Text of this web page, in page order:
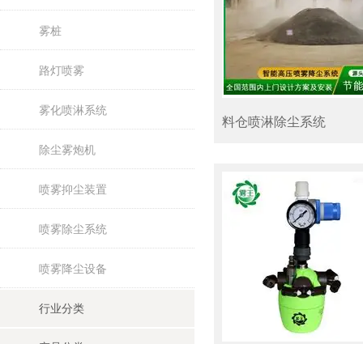
雾桩
路灯喷雾
雾化喷淋系统
除尘雾炮机
喷雾抑尘装置
喷雾除尘系统
喷雾降尘设备
行业分类
料仓喷淋除尘系统